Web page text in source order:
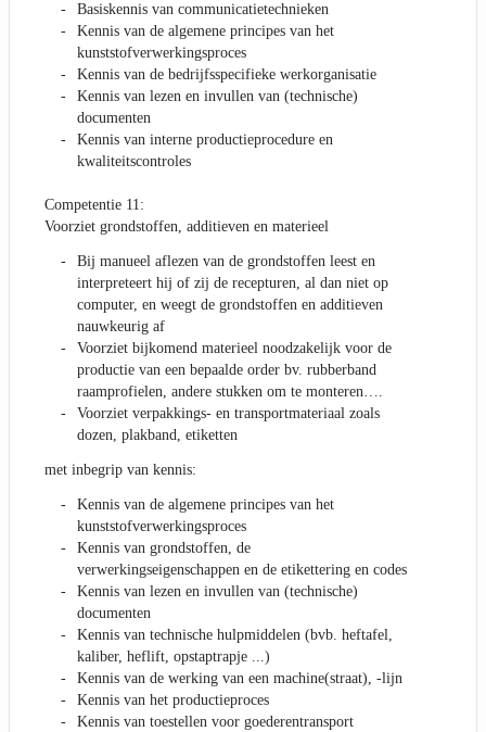
Basiskennis van communicatietechnieken
Kennis van de algemene principes van het
kunststofverwerkingsproces
Kennis van de bedrijfsspecifieke werkorganisatie
Kennis van lezen en invullen van (technische)
documenten
Kennis van interne productieprocedure en
kwaliteitscontroles
Competentie 11:
Voorziet grondstoffen, additieven en materieel
Bij manueel aflezen van de grondstoffen leest en
interpreteert hij of zij de recepturen, al dan niet op
computer, en weegt de grondstoffen en additieven
nauwkeurig af
Voorziet bijkomend materieel noodzakelijk voor de
productie van een bepaalde order bv. rubberband
raamprofielen, andere stukken om te monteren….
Voorziet verpakkings- en transportmateriaal zoals
dozen, plakband, etiketten
met inbegrip van kennis:
Kennis van de algemene principes van het
kunststofverwerkingsproces
Kennis van grondstoffen, de
verwerkingseigenschappen en de etikettering en codes
Kennis van lezen en invullen van (technische)
documenten
Kennis van technische hulpmiddelen (bvb. heftafel,
kaliber, heflift, opstaptrapje ...)
Kennis van de werking van een machine(straat), -lijn
Kennis van het productieproces
Kennis van toestellen voor goederentransport